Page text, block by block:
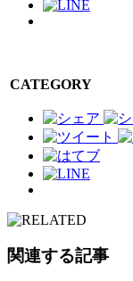
CATEGORY
関連する記事